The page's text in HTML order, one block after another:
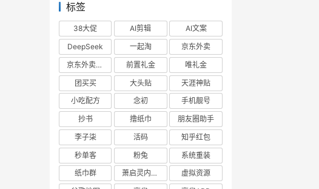
标签
38大促 AI剪辑
AI文案
DeepSeek
一起淘
京东外卖
京东外卖cps
前置礼金
唯礼金
团买买
大头贴
天涯神贴
小吃配方
念初
手机靓号
抄书
撸纸巾
朋友圈助手
李子柒
活码
知乎红包
秒单客
粉兔
系统重装
纸巾群
萧启灵内部版
虚拟资源